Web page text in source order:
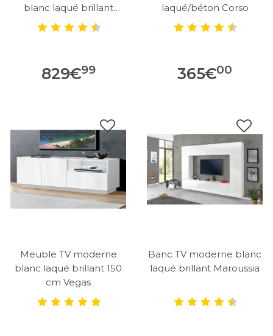
blanc laqué brillant
Maroussia
829€99
laqué/béton Corso
365€00
Meuble TV moderne
blanc laqué brillant 150
cm Vegas
Banc TV moderne blanc
laqué brillant Maroussia